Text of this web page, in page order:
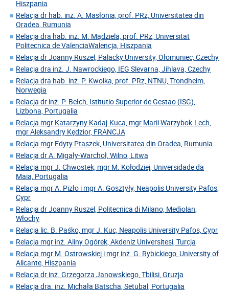
Hiszpania
Relacja dr hab. inż. A. Masłonia, prof. PRz, Universitatea din
Oradea, Rumunia
Relacja dra hab. inż. M. Mądziela, prof. PRz, Universitat
Politecnica de ValenciaWalencja, Hiszpania
Relacja dr Joanny Ruszel, Palacky University, Ołomuniec, Czechy
Relacja dra inż. J. Nawrockiego, IEG Slevarna, Jihlava, Czechy
Relacja dra hab. inż. P. Kwolka, prof. PRz, NTNU, Trondheim,
Norwegia
Relacja dr inż. P. Bełch, Istitutio Superior de Gestao (ISG),
Lizbona, Portugalia
Relacja mgr Katarzyny Kadaj-Kuca, mgr Marii Warzybok-Lech,
mgr Aleksandry Kędzior, FRANCJA
Relacja mgr Edyty Ptaszek, Universitatea din Oradea, Rumunia
Relacja dr A. Migały-Warchoł, Wilno, Litwa
Relacja mgr J. Chwostek, mgr M. Kołodziej, Universidade da
Maia, Portugalia
Relacja mgr A. Pizło i mgr A. Gosztyły, Neapolis University Pafos,
Cypr
Relacja dr Joanny Ruszel, Politecnica di Milano, Mediolan,
Włochy
Relacja lic. B. Paśko, mgr J. Kuc, Neapolis University Pafos, Cypr
Relacja mgr inż. Aliny Ogórek, Akdeniz Universitesi, Turcja
Relacja mgr M. Ostrowskiej i mgr inż. G. Rybickiego, University of
Alicante, Hiszpania
Relacja dr inż. Grzegorza Janowskiego, Tbilisi, Gruzja
Relacja dra. inż. Michała Batscha, Setubal, Portugalia